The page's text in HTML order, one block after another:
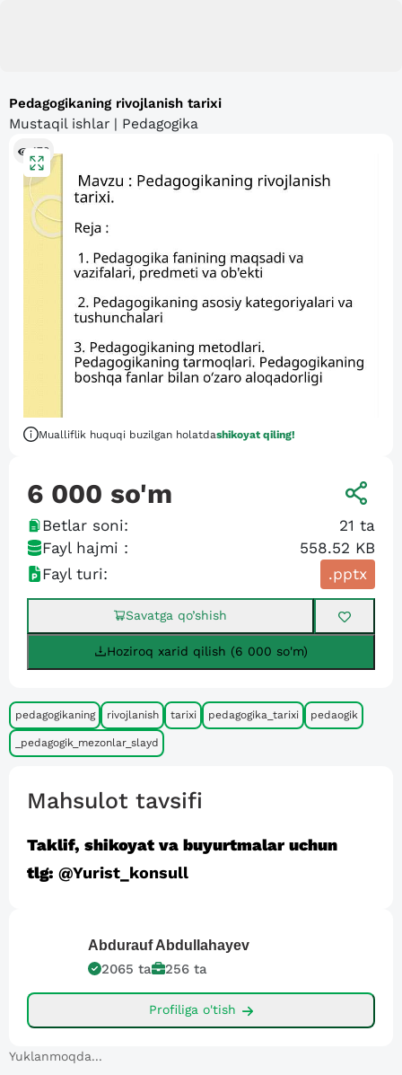
Pedagogikaning rivojlanish tarixi
Mustaqil ishlar | Pedagogika
173
Mualliflik huquqi buzilgan holatdashikoyat qiling!
6 000 so'm
Betlar soni: 21 ta
Fayl hajmi :
558.52 KB
Fayl turi:
.pptx
Savatga qo’shish
Hoziroq xarid qilish (6 000 so'm)
pedagogikaning rivojlanish tarixi pedagogika_tarixi pedaogik
_pedagogik_mezonlar_slayd
Mahsulot tavsifi
Taklif, shikoyat va buyurtmalar uchun
tlg: @Yurist_konsull
Abdurauf Abdullahayev
2065 ta 256 ta
Profiliga o'tish
Yuklanmoqda...